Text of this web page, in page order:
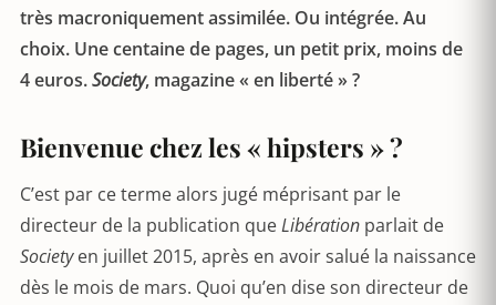
très macroniquement assimilée. Ou intégrée. Au
choix. Une centaine de pages, un petit prix, moins de
4 euros.Society, magazine « en liberté » ?
Bienvenue chez les « hipsters » ?
C’est par ce terme alors jugé méprisant par le
directeur de la publication queLibération parlait de
Societyen juillet 2015, après en avoir salué la naissance
dès le mois de mars. Quoi qu’en dise son directeur de